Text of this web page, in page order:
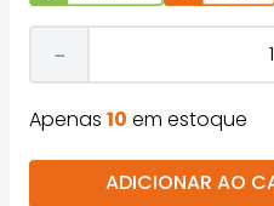
－
Apenas 10 em estoque
ADICIONAR AO